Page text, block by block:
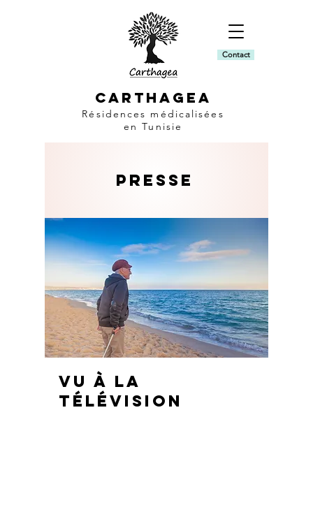
CARTHAGEA
Résidences médicalisées
en Tunisie
Contact
presse
vu à la
télévision